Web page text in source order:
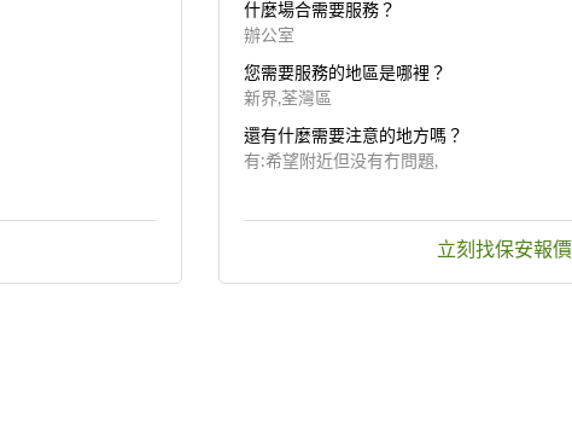
什麼場合需要服務？
辦公室
您需要服務的地區是哪裡？
新界,荃灣區
還有什麼需要注意的地方嗎？
有:希望附近但没有冇問題,
立刻找保安報價